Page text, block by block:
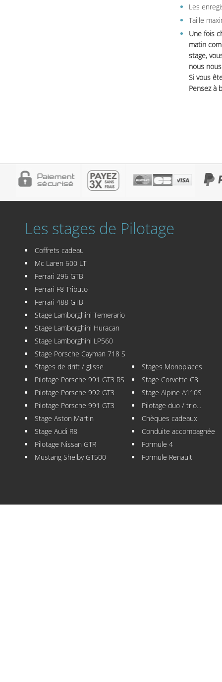
Les
Taille
Une fois
matin
stage,
nous
Si vous
Pensez à
Les stages de Pilotage
Coffrets cadeau
Mc Laren 600 LT
Ferrari 296 GTB
Ferrari F8 Tributo
Ferrari 488 GTB
Stage Lamborghini Temerario
Stage Lamborghini Huracan
Stage Lamborghini LP560
Stage Porsche Cayman 718 S
Stages de drift / glisse
Pilotage Porsche 991 GT3 RS
Pilotage Porsche 992 GT3
Pilotage Porsche 991 GT3
Stage Aston Martin
Stage Audi R8
Pilotage Nissan GTR
Mustang Shelby GT500
Stages Monoplaces
Stage Corvette C8
Stage Alpine A110S
Pilotage duo / trio...
Chèques cadeaux
Conduite accompagnée
Formule 4
Formule Renault